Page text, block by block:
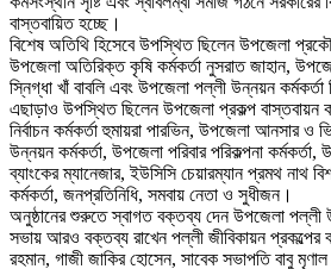
বাস্তবায়িত হচ্ছে।
বিশেষ অতিথি হিসেবে উপস্থিত ছিলেন উপজেলা
উপজেলা অতিরিক্ত কৃষি কর্মকর্তা নুসরাত জাহান,
স্নিগ্ধা খাঁ বাবলি এবং উপজেলা পল্লী উন্নয়ন কর্মকর্তা
এছাড়াও উপস্থিত ছিলেন উপজেলা প্রকল্প বাস্তবায়ন
নির্বাচন কর্মকর্তা হুমায়রা পারভিন, উপজেলা আনসার ও
উন্নয়ন কর্মকর্তা, উপজেলা পরিবার পরিকল্পনা কর্মকর্তা,
ব্যাংকের ম্যানেজার, ইউসিসি চেয়ারম্যান প্রমথ নাথ
কর্মকর্তা, জনপ্রতিনিধি, সমবায় নেতা ও সুধীজন।
অনুষ্ঠানের শুরুতে স্বাগত বক্তব্য দেন উপজেলা পল্লী
সভায় আরও বক্তব্য রাখেন পল্লী জীবিকায়ন প্রকল্পের
রহমান, গাজী জাকির হোসেন, সাবেক সভাপতি বাবু